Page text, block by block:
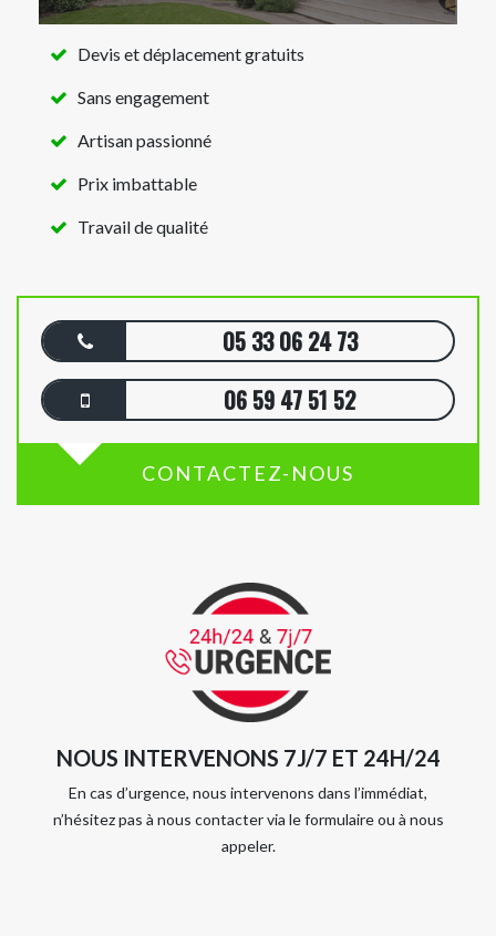
Devis et déplacement gratuits
Sans engagement
Artisan passionné
Prix imbattable
Travail de qualité
05 33 06 24 73
06 59 47 51 52
CONTACTEZ-NOUS
NOUS INTERVENONS 7J/7 ET 24H/24
En cas d’urgence, nous intervenons dans l’immédiat,
n’hésitez pas à nous contacter via le formulaire ou à nous
appeler.